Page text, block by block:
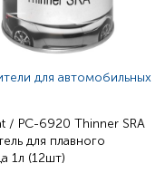
для автомобильных
/ PC-6920 Thinner SRA
для плавного
1л (12шт)